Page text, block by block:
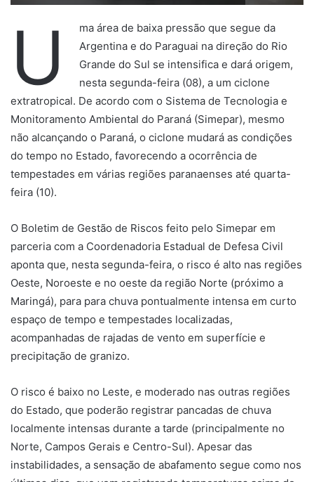
U
ma área de baixa pressão que segue da
Argentina e do Paraguai na direção do Rio
Grande do Sul se intensifica e dará origem,
nesta segunda-feira (08), a um ciclone
extratropical. De acordo com o Sistema de Tecnologia e
Monitoramento Ambiental do Paraná (Simepar), mesmo
não alcançando o Paraná, o ciclone mudará as condições
do tempo no Estado, favorecendo a ocorrência de
tempestades em várias regiões paranaenses até quarta-
feira (10).
O Boletim de Gestão de Riscos feito pelo Simepar em
parceria com a Coordenadoria Estadual de Defesa Civil
aponta que, nesta segunda-feira, o risco é alto nas regiões
Oeste, Noroeste e no oeste da região Norte (próximo a
Maringá), para para chuva pontualmente intensa em curto
espaço de tempo e tempestades localizadas,
acompanhadas de rajadas de vento em superfície e
precipitação de granizo.
O risco é baixo no Leste, e moderado nas outras regiões
do Estado, que poderão registrar pancadas de chuva
localmente intensas durante a tarde (principalmente no
Norte, Campos Gerais e Centro-Sul). Apesar das
instabilidades, a sensação de abafamento segue como nos